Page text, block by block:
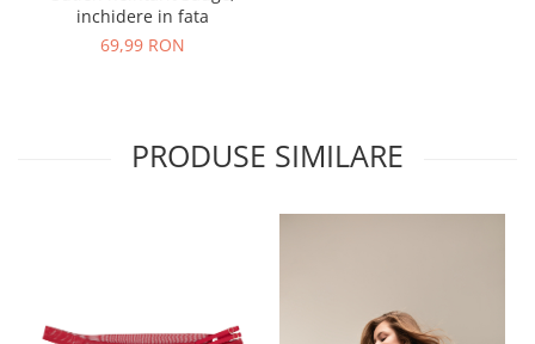
inchidere in fata
69,99 RON
PRODUSE SIMILARE